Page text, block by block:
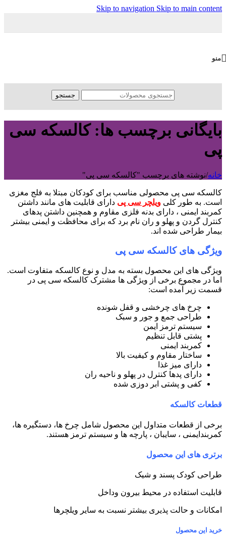
Skip to navigation Skip to main content
منو
جستجو
بایگانی برچسب ها: کالسکه سی
پی
خانه/نوشته های برچسب "کالسکه سی پی"
کالسکه سی پی محصولی مناسب برای کودکان مبتلا به فلج مغزی
است. به طور کلی ویلچر سی پی دارای قابلیت های مانند داشتن
کمربند ایمنی ، دارای بدنه فلزی مقاوم و همچنین داشتن پدهای
کنترل گردن و پهلو و ران نام برد که برای محافظت و ایمنی بیشتر
بیمار طراحی شده اند.
ویژگی های کالسکه سی پی
ویژگی های این محصول بسته به مدل و نوع کالسکه متفاوت است.
اما در مجموع برخی از ویژگی ها مشترک کالسکه سی پی در
قسمت زیر آمده است:
چرخ های چرخشی و قفل شونده
طراحی جمع و جور و سبک
سیستم ترمز ایمن
پشتی قابل تنظیم
کمربند ایمنی
ساختار مقاوم و کیفیت بالا
دارای میز غذا
دارای پدها کنترل در پهلو و ناحیه ران
کفی و پشتی ابر دوزی شده
قطعات کالسکه
برخی از قطعات متداول این محصول شامل چرخ ها، دستگیره ها،
کمربندایمنی ، سایبان ، پارچه ها و سیستم ترمز هستند.
برتری های این محصول
طراحی کودک پسند و شیک
قابلیت استفاده در محیط بیرون وداخل
امکانات و حالت پذیری بیشتر نسبت به سایر ویلچرها
خرید این محصول